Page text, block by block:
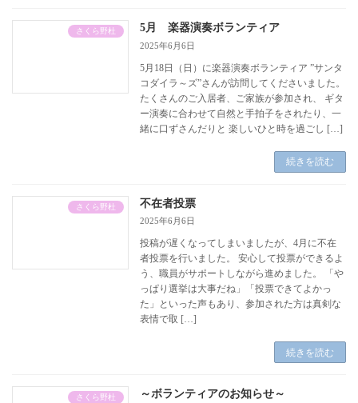
さくら野杜 5月 楽器演奏ボランティア
2025年6月6日
5月18日（日）に楽器演奏ボランティア ”サンタ
コダイラ～ズ”さんが訪問してくださいました。
たくさんのご入居者、ご家族が参加され、 ギタ
ー演奏に合わせて自然と手拍子をされたり、一
緒に口ずさんだりと 楽しいひと時を過ごし […]
続きを読む
さくら野杜 不在者投票
2025年6月6日
投稿が遅くなってしまいましたが、4月に不在
者投票を行いました。 安心して投票ができるよ
う、職員がサポートしながら進めました。 「や
っぱり選挙は大事だね」「投票できてよかっ
た」といった声もあり、参加された方は真剣な
表情で取 […]
続きを読む
さくら野杜 ～ボランティアのお知らせ～